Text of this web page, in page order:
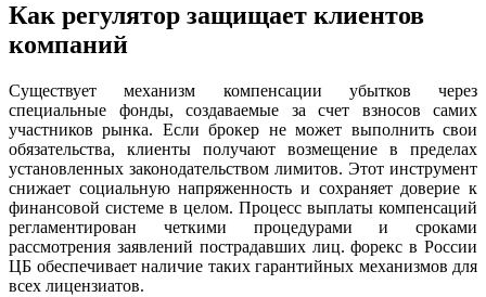
Как регулятор защищает клиентов
компаний
Существует механизм компенсации убытков через
специальные фонды, создаваемые за счет взносов самих
участников рынка. Если брокер не может выполнить свои
обязательства, клиенты получают возмещение в пределах
установленных законодательством лимитов. Этот инструмент
снижает социальную напряженность и сохраняет доверие к
финансовой системе в целом. Процесс выплаты компенсаций
регламентирован четкими процедурами и сроками
рассмотрения заявлений пострадавших лиц. форекс в России
ЦБ обеспечивает наличие таких гарантийных механизмов для
всех лицензиатов.